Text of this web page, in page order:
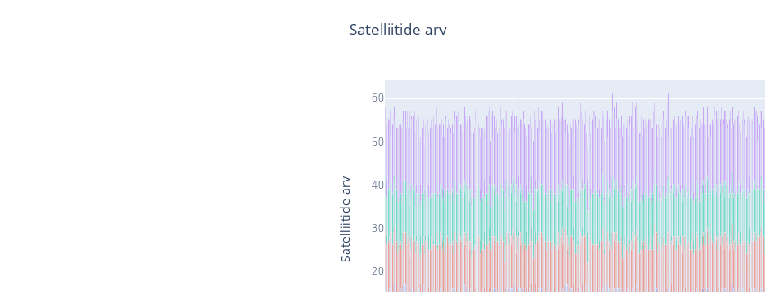
20
30
40
50
60
Satelliitide arv
Satelliitide arv